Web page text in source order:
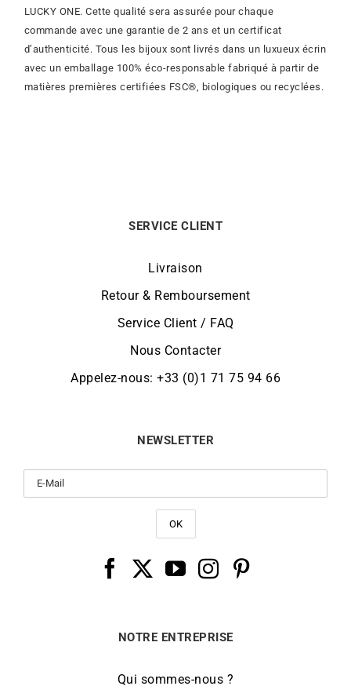
LUCKY ONE. Cette qualité sera assurée pour chaque
commande avec une garantie de 2 ans et un certificat
d’authenticité. Tous les bijoux sont livrés dans un luxueux écrin
avec un emballage 100% éco-responsable fabriqué à partir de
matières premières certifiées FSC®, biologiques ou recyclées.
SERVICE CLIENT
Livraison
Retour & Remboursement
Service Client / FAQ
Nous Contacter
Appelez-nous: +33 (0)1 71 75 94 66
NEWSLETTER
NOTRE ENTREPRISE
Qui sommes-nous ?